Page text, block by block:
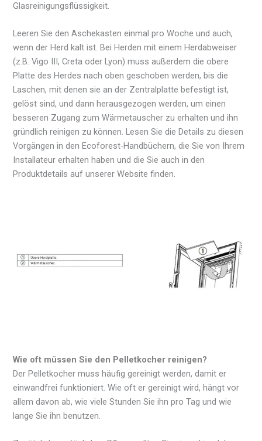
Glasreinigungsflüssigkeit.
Leeren Sie den Aschekasten einmal pro Woche und auch,
wenn der Herd kalt ist. Bei Herden mit einem Herdabweiser
(z.B. Vigo III, Creta oder Lyon) muss außerdem die obere
Platte des Herdes nach oben geschoben werden, bis die
Laschen, mit denen sie an der Zentralplatte befestigt ist,
gelöst sind, und dann herausgezogen werden, um einen
besseren Zugang zum Wärmetauscher zu erhalten und ihn
gründlich reinigen zu können. Lesen Sie die Details zu diesen
Vorgängen in den Ecoforest-Handbüchern, die Sie von Ihrem
Installateur erhalten haben und die Sie auch in den
Produktdetails auf unserer Website finden.
Wie oft müssen Sie den Pelletkocher reinigen?
Der Pelletkocher muss häufig gereinigt werden, damit er
einwandfrei funktioniert. Wie oft er gereinigt wird, hängt vor
allem davon ab, wie viele Stunden Sie ihn pro Tag und wie
lange Sie ihn benutzen.